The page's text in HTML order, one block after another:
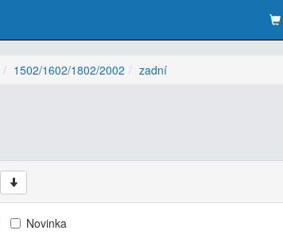
1502/1602/1802/2002 zadní
Novinka